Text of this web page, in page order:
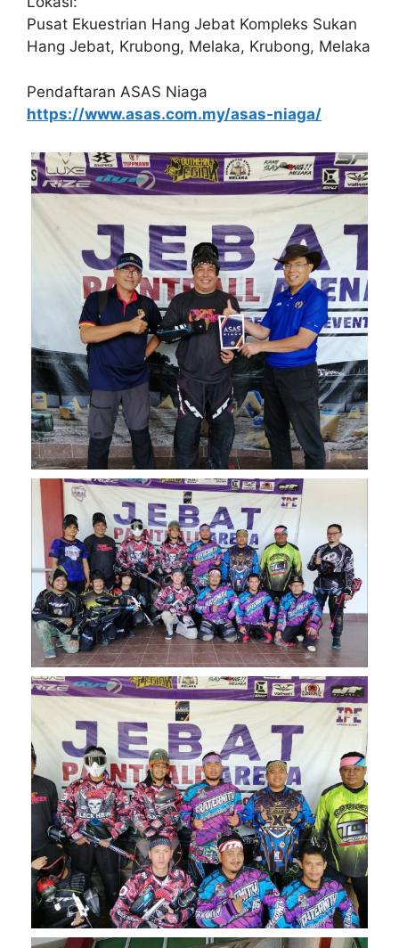
Pusat Ekuestrian Hang Jebat Kompleks Sukan
Hang Jebat, Krubong, Melaka, Krubong, Melaka
Pendaftaran ASAS Niaga
https://www.asas.com.my/asas-niaga/